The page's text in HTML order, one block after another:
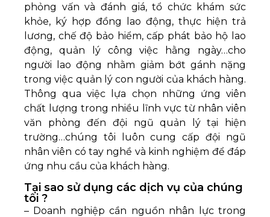
phỏng vấn và đánh giá, tổ chức khám sức
khỏe, ký hợp đồng lao động, thực hiện trả
lương, chế độ bảo hiểm, cấp phát bảo hộ lao
động, quản lý công việc hằng ngày…cho
người lao động nhằm giảm bớt gánh nặng
trong việc quản lý con người của khách hàng.
Thông qua việc lựa chọn những ứng viên
chất lượng trong nhiều lĩnh vực từ nhân viên
văn phòng đến đội ngũ quản lý tại hiện
trường…chúng tôi luôn cung cấp đội ngũ
nhân viên có tay nghề và kinh nghiệm để đáp
ứng nhu cầu của khách hàng.
Tại sao sử dụng các dịch vụ của chúng
tôi ?
– Doanh nghiệp cần nguồn nhân lực trong